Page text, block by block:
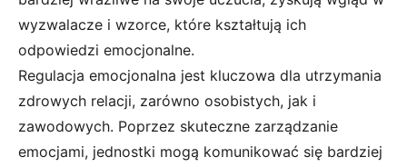
wyzwalacze i wzorce, które kształtują ich
odpowiedzi emocjonalne.
Regulacja emocjonalna jest kluczowa dla utrzymania
zdrowych relacji, zarówno osobistych, jak i
zawodowych. Poprzez skuteczne zarządzanie
emocjami, jednostki mogą komunikować się bardziej